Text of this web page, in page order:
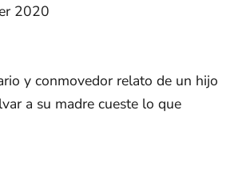
2020
y conmovedor relato de un hijo
a su madre cueste lo que